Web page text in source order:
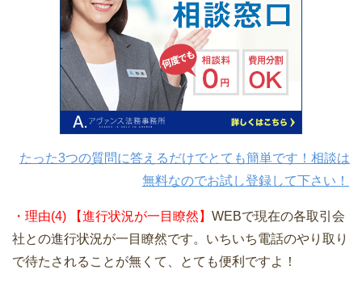
たった3つの質問に答えるだけでとても簡単です！相談は
無料なのでお試し登録して下さい！
・理由(4) 【進行状況が一目瞭然】 WEBで現在の各取引会
社との進行状況が一目瞭然です。いちいち電話のやり取り
で待たされることが無くて、とても便利ですよ！